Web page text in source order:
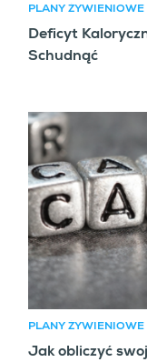
PLANY ŻYWIENIOWE
Deficyt
Schudnąć
PLANY ŻYWIENIOWE
Jak obliczyć